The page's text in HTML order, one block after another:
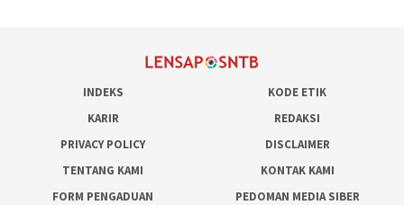
INDEKS
KODE ETIK
KARIR
REDAKSI
PRIVACY POLICY
DISCLAIMER
TENTANG KAMI
KONTAK KAMI
FORM PENGADUAN
PEDOMAN MEDIA SIBER